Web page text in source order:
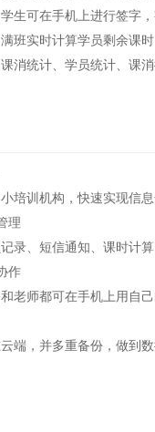
可在手机上进行签字，
实时计算学员剩余课时
统计、学员统计、课消
训机构，快速实现信息
理
、短信通知、课时计算
作
师都可在手机上用自己
，并多重备份，做到数